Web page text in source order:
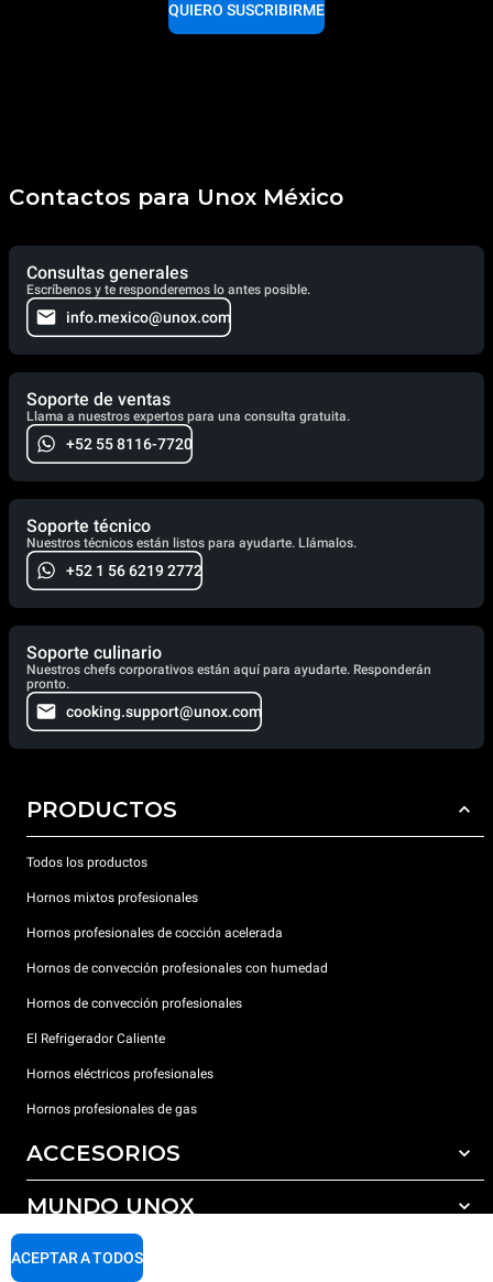
QUIERO SUSCRIBIRME
Contactos para Unox México
Consultas generales
Escríbenos y te responderemos lo antes posible.
info.mexico@unox.com
Soporte de ventas
Llama a nuestros expertos para una consulta gratuita.
+52 55 8116-7720
Soporte técnico
Nuestros técnicos están listos para ayudarte. Llámalos.
+52 1 56 6219 2772
Soporte culinario
Nuestros chefs corporativos están aquí para ayudarte. Responderán
pronto.
cooking.support@unox.com
PRODUCTOS
Todos los productos
Hornos mixtos profesionales
Hornos profesionales de cocción acelerada
Hornos de convección profesionales con humedad
Hornos de convección profesionales
El Refrigerador Caliente
Hornos eléctricos profesionales
Hornos profesionales de gas
ACCESORIOS
Todos los accesorios
Detergentes para lavado automático
Detergentes para lavado manual
MUNDO UNOX
Nuestras sedes en el mundo
SOPORTE
ACEPTAR A TODOS